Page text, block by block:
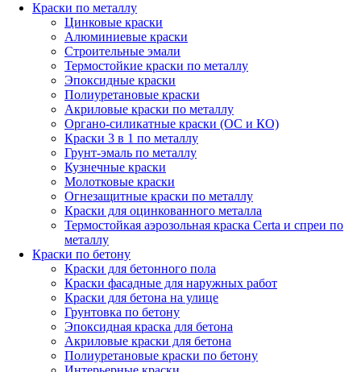
Краски по металлу
Цинковые краски
Алюминиевые краски
Строительные эмали
Термостойкие краски по металлу
Эпоксидные краски
Полиуретановые краски
Акриловые краски по металлу
Органо-силикатные краски (ОС и КО)
Краски 3 в 1 по металлу
Грунт-эмаль по металлу
Кузнечные краски
Молотковые краски
Огнезащитные краски по металлу
Краски для оцинкованного металла
Термостойкая аэрозольная краска Certa и спреи по
металлу
Краски по бетону
Краски для бетонного пола
Краски фасадные для наружных работ
Краски для бетона на улице
Грунтовка по бетону
Эпоксидная краска для бетона
Акриловые краски для бетона
Полиуретановые краски по бетону